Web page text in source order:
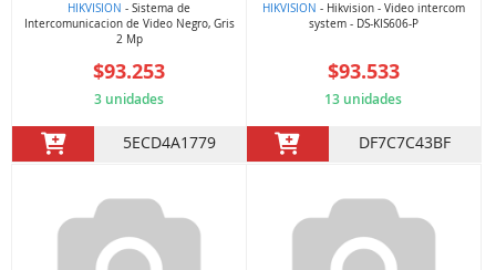
HIKVISION - Sistema de
Intercomunicacion de Video Negro, Gris
2 Mp
$93.253
3 unidades
5ECD4A1779
HIKVISION - Hikvision - Video intercom
system - DS-KIS606-P
$93.533
13 unidades
DF7C7C43BF